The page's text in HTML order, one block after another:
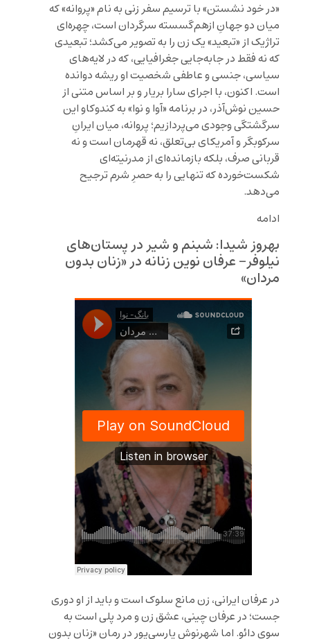
«در خود نشستن» با ترسیم سفر زنی به نام «پروانه» که
میان دو جهانِ ازهم‌گسسته سرگردان است، چهره‌ای
تراژیک از «تبعید» یک زن را به تصویر می‌کشد؛ تبعیدی
که نه فقط در جابه‌جایی جغرافیایی، که در لایه‌های
سیاسی، جنسی و عاطفی شخصیت او ریشه دوانده
است. اکنون، با اجرای سارا بریار و بر اساس متنی از
حسین نوش‌آذر، در برنامه «آوا و نوا» به کندوکاو این
سرگشتگی وجودی می‌پردازیم؛ پروانه، میان ایرانِ
سرکوبگر و آمریکای بی‌تعلق، نه قهرمان است و نه
قربانی صرف، بلکه بازمانده‌ای از مدرنیته‌ای
شکست‌خورده که تنهایی را به حصرِ شرم ترجیح
می‌دهد.
ادامه
بهروز شیدا: شبنم و شیر در پستان‌های
نیلوفر- عرفان نوین زنانه در «زنان بدون
مردان»
در عرفان ایرانی، زن مانع سلوک است و باید از او دوری
جست؛ در عرفان چینی، عشق زن و مرد پلی است به
سوی دائو. اما شهرنوش پارسی‌پور در رمان «زنان بدون